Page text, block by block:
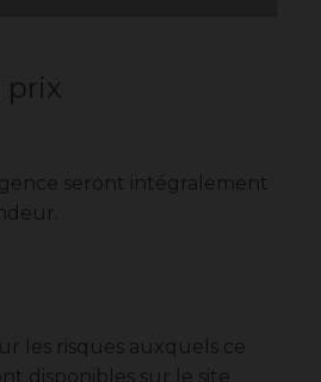
prix
seront intégralement
les risques auxquels ce
disponibles sur le site